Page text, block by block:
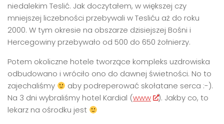
niedalekim Teslić. Jak doczytałem, w większej czy
mniejszej liczebności przebywali w Tesliću aż do roku
2000. W tym okresie na obszarze dzisiejszej Bośni i
Hercegowiny przebywało od 500 do 650 żołnierzy.
Potem okoliczne hotele tworzące kompleks uzdrowiska
odbudowano i wróciło ono do dawnej świetności. No to
zajechaliśmy
aby podreperować skołatane serca :-).
Na 3 dni wybraliśmy hotel Kardial (www
). Jakby co, to
lekarz na ośrodku jest